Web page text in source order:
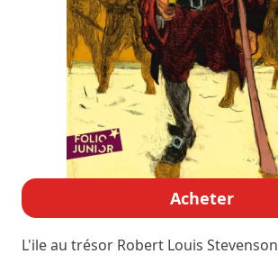
Acheter
L'ile au trésor Robert Louis Stevenson